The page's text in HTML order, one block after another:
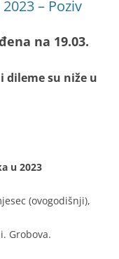
– Poziv
na 19.03.
su niže u
u 2023
(ovogodišnji),
Grobova.